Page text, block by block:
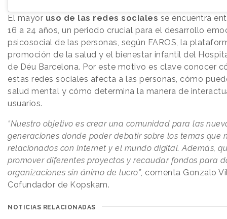
El mayor uso de las redes sociales se encuentra
16 a 24 años, un periodo crucial para el desarrollo
psicosocial de las personas, según FAROS, la
promoción de la salud y el bienestar infantil del
de Déu Barcelona. Por este motivo es clave conocer
estas redes sociales afecta a las personas, cómo
salud mental y cómo determina la manera de
usuarios.
“Nuestro objetivo es crear una comunidad para las
generaciones donde poder debatir sobre los temas que
relacionados con Internet y el mundo digital. Además,
promover diferentes proyectos y recaudar fondos para
organizaciones sin ánimo de lucro”, comenta Gonzalo
Cofundador de Kopskam.
NOTICIAS RELACIONADAS